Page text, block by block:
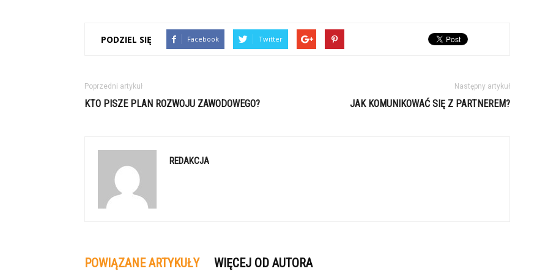
PODZIEL SIĘ Facebook Twitter
Poprzedni artykuł
KTO PISZE PLAN ROZWOJU ZAWODOWEGO?
Następny artykuł
JAK KOMUNIKOWAĆ SIĘ Z PARTNEREM?
REDAKCJA
POWIĄZANE ARTYKUŁY WIĘCEJ OD AUTORA